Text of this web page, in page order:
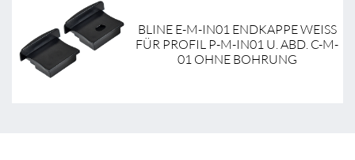
BLINE E-M-IN01 ENDKAPPE WEISS F
ÜR PROFIL P-M-IN01 U. ABD. C-M-0
1 OHNE BOHRUNG